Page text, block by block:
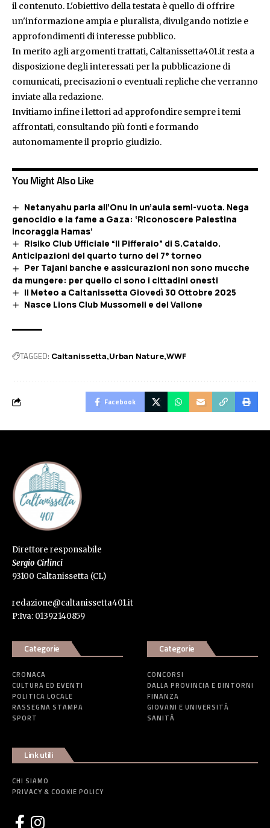
il contenuto. L'obiettivo della testata è quello di offrire
un'informazione ampia e pluralista, divulgando notizie e
approfondimenti di interesse pubblico.
In merito agli argomenti trattati, Caltanissetta401.it resta a
disposizione degli interessati per la pubblicazione di
comunicati, precisazioni o eventuali repliche che verranno
inviate alla redazione.
Invitiamo infine i lettori ad approfondire sempre i temi
affrontati, consultando più fonti e formando
autonomamente il proprio giudizio.
You Might Also Like
Netanyahu parla all’Onu in un’aula semi-vuota. Nega
genocidio e la fame a Gaza: ‘Riconoscere Palestina
incoraggia Hamas’
Risiko Club Ufficiale “Il Pifferaio” di S.Cataldo.
Anticipazioni del quarto turno del 7° torneo
Per Tajani banche e assicurazioni non sono mucche
da mungere: per quello ci sono i cittadini onesti
Il Meteo a Caltanissetta Giovedì 30 Ottobre 2025
Nasce Lions Club Mussomeli e del Vallone
TAGGED: Caltanissetta Urban Nature WWF
Facebook
Direttore responsabile
Sergio Cirlinci
93100 Caltanissetta (CL)
redazione@caltanissetta401.it
P:Iva: 01392140859
Categorie
CRONACA
CULTURA ED EVENTI
POLITICA LOCALE
RASSEGNA STAMPA
SPORT
Categorie
CONCORSI
DALLA PROVINCIA E DINTORNI
FINANZA
GIOVANI E UNIVERSITÀ
SANITÀ
Link utili
CHI SIAMO
PRIVACY & COOKIE POLICY